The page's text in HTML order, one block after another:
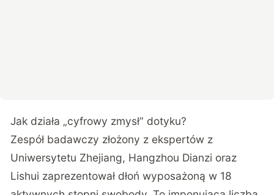
Jak działa „cyfrowy zmysł” dotyku?
Zespół badawczy złożony z ekspertów z
Uniwersytetu Zhejiang, Hangzhou Dianzi oraz
Lishui zaprezentował dłoń wyposażoną w 18